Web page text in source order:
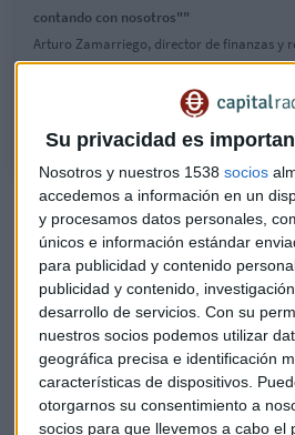
Su privacidad es
Nosotros y nuestros 1538 socios
accedemos a información en un
y procesamos datos personales,
únicos e información estándar
para publicidad y contenido
publicidad y contenido,
desarrollo de servicios. Con su
nuestros socios podemos utilizar
geográfica precisa e identificación
características de dispositivos.
otorgarnos su consentimiento a
socios para que llevemos a cabo el
contando con nosotros""
Arturo Zamarriego, director de finanzas y
de la fintech Divilo, detalla en que van a
en la última ronda de financiación
CEAJE: "Los jóvenes ya no